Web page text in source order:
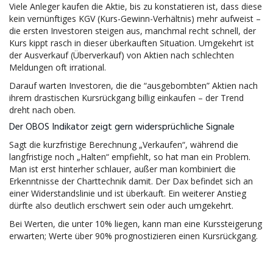
Viele Anleger kaufen die Aktie, bis zu konstatieren ist, dass diese
kein vernünftiges KGV (Kurs-Gewinn-Verhältnis) mehr aufweist –
die ersten Investoren steigen aus, manchmal recht schnell, der
Kurs kippt rasch in dieser überkauften Situation. Umgekehrt ist
der Ausverkauf (Überverkauf) von Aktien nach schlechten
Meldungen oft irrational.
Darauf warten Investoren, die die “ausgebombten” Aktien nach
ihrem drastischen Kursrückgang billig einkaufen – der Trend
dreht nach oben.
Der OBOS Indikator zeigt gern widersprüchliche Signale
Sagt die kurzfristige Berechnung „Verkaufen“, während die
langfristige noch „Halten“ empfiehlt, so hat man ein Problem.
Man ist erst hinterher schlauer, außer man kombiniert die
Erkenntnisse der Charttechnik damit. Der Dax befindet sich an
einer Widerstandslinie und ist überkauft. Ein weiterer Anstieg
dürfte also deutlich erschwert sein oder auch umgekehrt.
Bei Werten, die unter 10% liegen, kann man eine Kurssteigerung
erwarten; Werte über 90% prognostizieren einen Kursrückgang.